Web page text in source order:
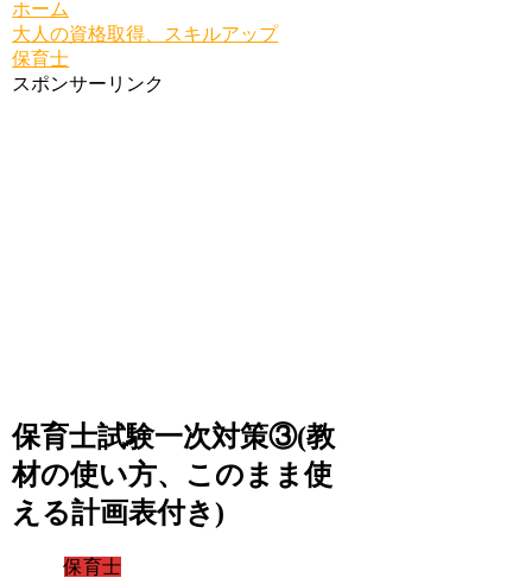
ホーム
大人の資格取得、スキルアップ
保育士
スポンサーリンク
保育士試験一次対策③(教
材の使い方、このまま使
える計画表付き)
保育士